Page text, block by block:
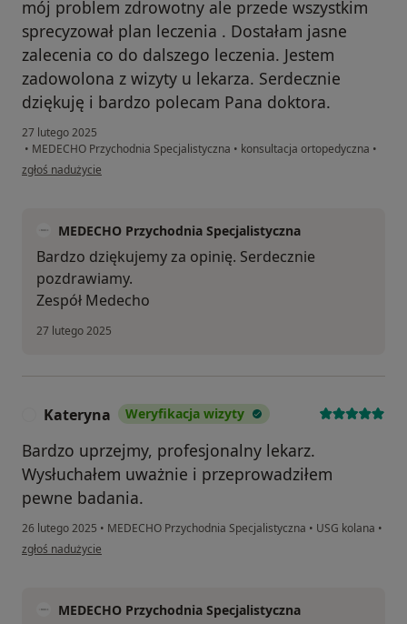
mój problem zdrowotny ale przede wszystkim
sprecyzował plan leczenia . Dostałam jasne
zalecenia co do dalszego leczenia. Jestem
zadowolona z wizyty u lekarza. Serdecznie
dziękuję i bardzo polecam Pana doktora.
27 lutego 2025
• MEDECHO Przychodnia Specjalistyczna • konsultacja ortopedyczna •
w opinii użytkownika JK
zgłoś nadużycie
MEDECHO Przychodnia Specjalistyczna
Bardzo dziękujemy za opinię. Serdecznie
pozdrawiamy.
Zespół Medecho
27 lutego 2025
Kateryna Weryfikacja wizyty
Bardzo uprzejmy, profesjonalny lekarz.
Wysłuchałem uważnie i przeprowadziłem
pewne badania.
26 lutego 2025 • MEDECHO Przychodnia Specjalistyczna • USG kolana •
w opinii użytkownika Kateryna
zgłoś nadużycie
MEDECHO Przychodnia Specjalistyczna